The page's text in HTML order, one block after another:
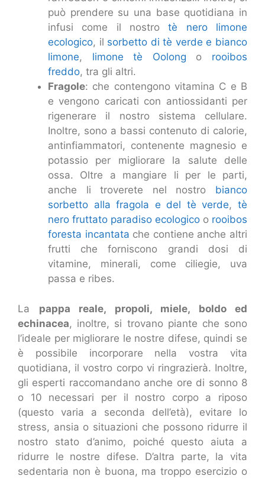
può prendere su una base quotidiana in
infusi come il nostrotè nero limone
ecologico, il sorbetto di tè verde e bianco
limone, limone tè Oolong o rooibos
freddo, tra gli altri.
Fragole: che contengono vitamina C e B
e vengono caricati con antiossidanti per
rigenerare il nostro sistema cellulare.
Inoltre, sono a bassi contenuto di calorie,
antinfiammatori, contenente magnesio e
potassio per migliorare la salute delle
ossa. Oltre a mangiare li per le parti,
anche li troverete nel nostro bianco
sorbetto alla fragola e del tè verde,tè
nero fruttato paradiso ecologico o rooibos
foresta incantata che contiene anche altri
frutti che forniscono grandi dosi di
vitamine, minerali, come ciliegie, uva
passa e ribes.
La pappa reale, propoli, miele, boldo ed
echinacea, inoltre, si trovano piante che sono
l’ideale per migliorare le nostre difese, quindi se
è possibile incorporare nella vostra vita
quotidiana, il vostro corpo vi ringrazierà. Inoltre,
gli esperti raccomandano anche ore di sonno 8
o 10 necessari per il nostro corpo a riposo
(questo varia a seconda dell’età), evitare lo
stress, ansia o situazioni che possono ridurre il
nostro stato d’animo, poiché questo aiuta a
ridurre le nostre difese. D’altra parte, la vita
sedentaria non è buona, ma troppo esercizio o